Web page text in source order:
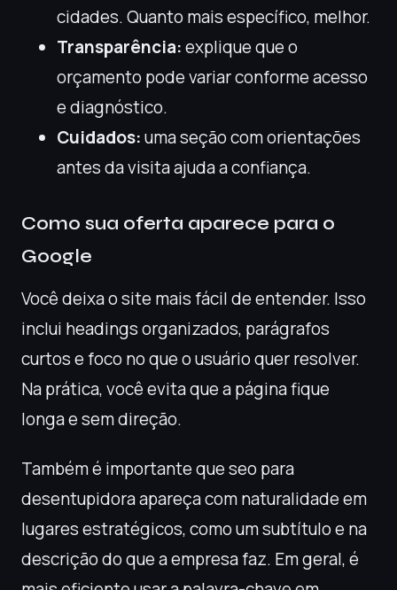
cidades. Quanto mais específico, melhor.
Transparência:explique que o
orçamento pode variar conforme acesso
e diagnóstico.
Cuidados:uma seção com orientações
antes da visita ajuda a confiança.
Como sua oferta aparece para o
Google
Você deixa o site mais fácil de entender. Isso
inclui headings organizados, parágrafos
curtos e foco no que o usuário quer resolver.
Na prática, você evita que a página fique
longa e sem direção.
Também é importante que seo para
desentupidora apareça com naturalidade em
lugares estratégicos, como um subtítulo e na
descrição do que a empresa faz. Em geral, é